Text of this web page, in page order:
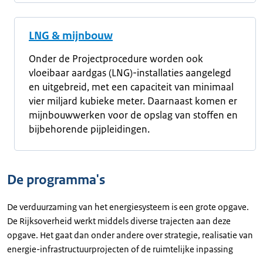
LNG & mijnbouw
Onder de Projectprocedure worden ook
vloeibaar aardgas (LNG)-installaties aangelegd
en uitgebreid, met een capaciteit van minimaal
vier miljard kubieke meter. Daarnaast komen er
mijnbouwwerken voor de opslag van stoffen en
bijbehorende pijpleidingen.
De programma's
De verduurzaming van het energiesysteem is een grote opgave.
De Rijksoverheid werkt middels diverse trajecten aan deze
opgave. Het gaat dan onder andere over strategie, realisatie van
energie-infrastructuurprojecten of de ruimtelijke inpassing